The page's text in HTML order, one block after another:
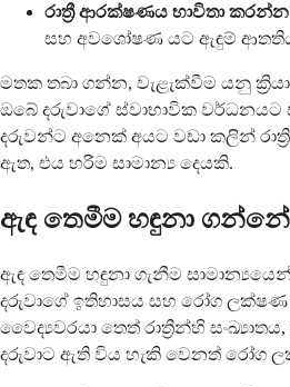
රාත්‍රී ආරක්ෂණය භාවිතා
සහ අවශෝෂණ යට ඇඳුම්
මතක තබා ගන්න, වැළැක්වීම යනු
ඔබේ දරුවාගේ ස්වාභාවික වර්ධනයට
දරුවන්ට අනෙක් අයට වඩා කලින්
ඇත, එය හරිම සාමාන්‍ය දෙයකි.
ඇඳ තෙමීම හඳුනා
ඇඳ තෙමීම හඳුනා ගැනීම
දරුවාගේ ඉතිහාසය සහ රෝග
වෛද්‍යවරයා තෙත් රාත්‍රීන්හි
දරුවාට ඇති විය හැකි වෙනත් රෝග